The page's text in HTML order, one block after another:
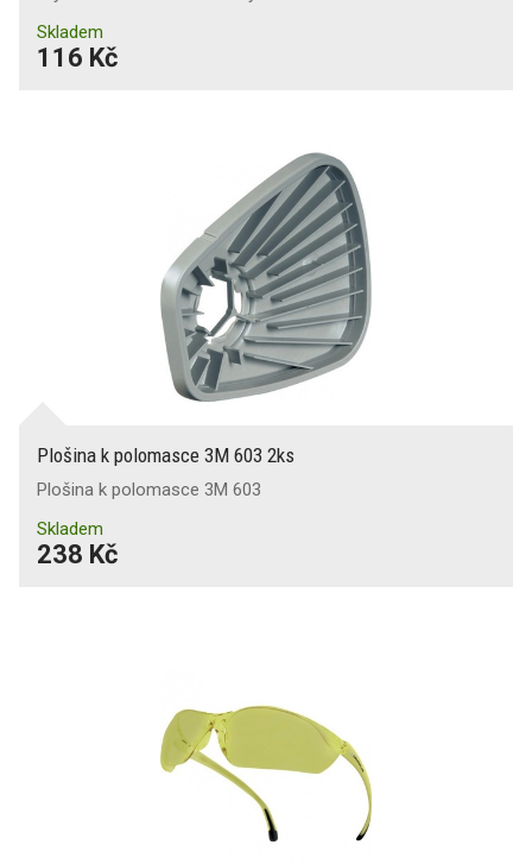
Skladem
116 Kč
Plošina k polomasce 3M 603 2ks
Plošina k polomasce 3M 603
Skladem
238 Kč